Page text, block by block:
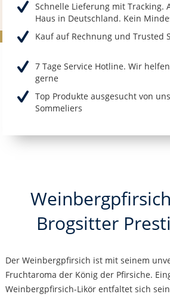
Schnelle Lieferung mit Tracking.
Haus in Deutschland. Kein
Kauf auf Rechnung und Trusted
7 Tage Service Hotline. Wir
gerne
Top Produkte ausgesucht von
Sommeliers
Brogsitter
Der Weinbergpfirsich ist mit seinem
Fruchtaroma der König der Pfirsiche.
Weinbergpfirsich-Likör entfaltet sich